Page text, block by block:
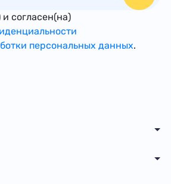
согласен(на)
персональных данных.